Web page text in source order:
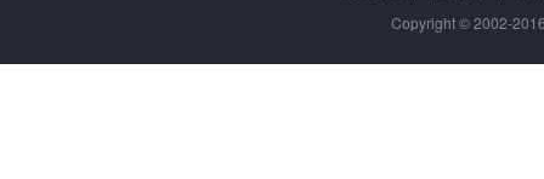
Copyright © 2002-